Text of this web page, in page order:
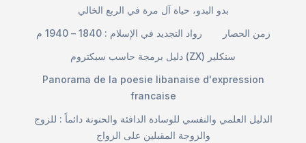
بدو البدو، حياة آل مرة في الربع الخالي
رواد التجديد في الإسلام : 1840 – 1940 م
زمن الحصار
دليل برمجة حاسب سبكتروم (ZX) سنكلير
Panorama de la poesie libanaise d'expression
francaise
الدليل العلمي والنفسي للوسادة الدافئة والحنونة دائماً : للزوج
والزوجة المقبلين على الزواج